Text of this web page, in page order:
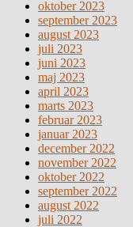
oktober 2023
september 2023
august 2023
juli 2023
juni 2023
maj 2023
april 2023
marts 2023
februar 2023
januar 2023
december 2022
november 2022
oktober 2022
september 2022
august 2022
juli 2022